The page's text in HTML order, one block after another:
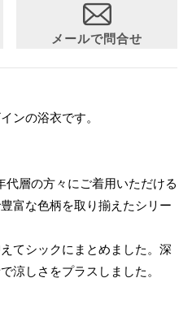
メールで問合せ
ンの浴衣です。
層の方々にご着用いただける
富な色柄を取り揃えたシリー
てシックにまとめました。深
涼しさをプラスしました。